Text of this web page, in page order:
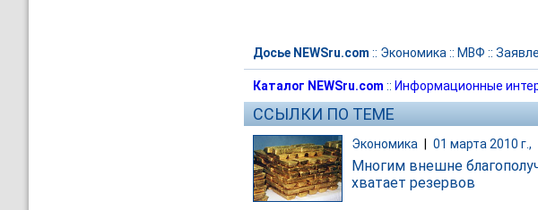
Досье NEWSru.com :: Экономика :: МВФ ::
Каталог NEWSru.com :: Информационные
ССЫЛКИ ПО ТЕМЕ
Экономика 01 марта 2010 г.,
Многим внешне
хватает резервов